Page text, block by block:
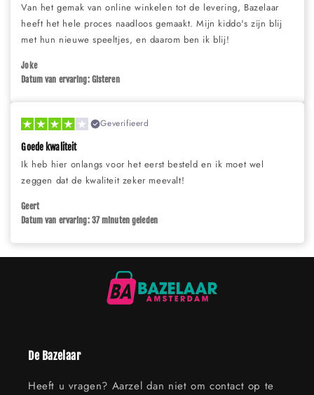
Van het gemak van online winkelen tot de levering, Bazelaar
heeft het hele proces naadloos gemaakt. Mijn kiddo's zijn blij
met hun nieuwe speeltjes, en daarom ben ik blij!
Joke
Datum van ervaring: Gisteren
Geverifieerd
Goede kwaliteit
Ik heb hier onlangs voor het eerst besteld en ik moet wel
zeggen dat de kwaliteit zeker meevalt!
Geert
Datum van ervaring: 37 minuten geleden
De Bazelaar
Heeft u vragen? Aarzel dan niet om contact op te